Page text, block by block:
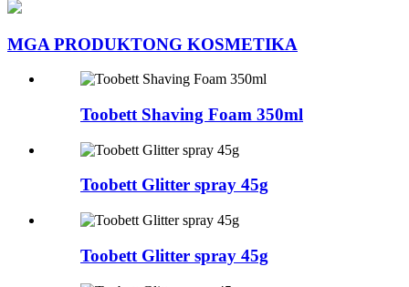
MGA PRODUKTONG KOSMETIKA
Toobett Shaving Foam 350ml
Toobett Glitter spray 45g
Toobett Glitter spray 45g